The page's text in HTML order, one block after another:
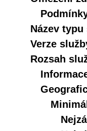
Název typu
Verze
Rozsah